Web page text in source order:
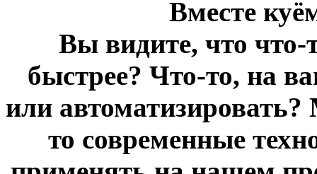
Вместе
Вы видите, что
быстрее? Что-то, на
или
то современные